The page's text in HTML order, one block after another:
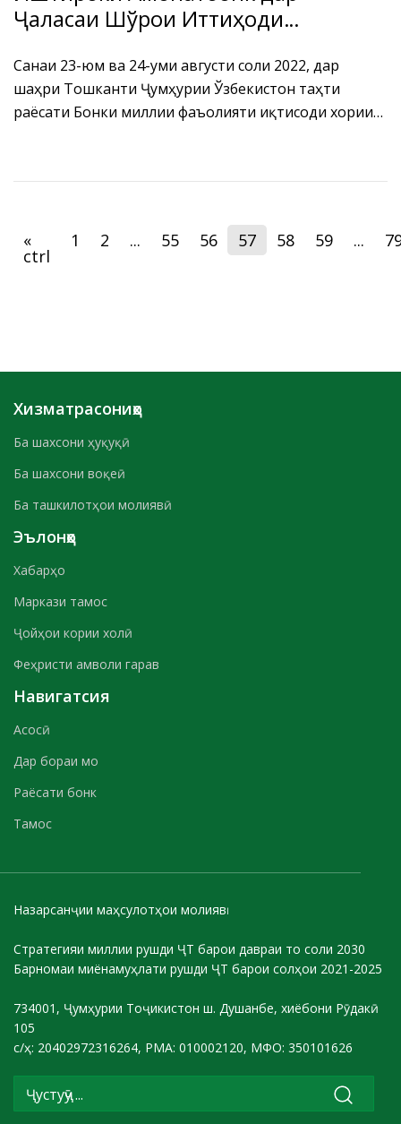
Ҷаласаи Шўрои Иттиҳоди
Санаи 23-юм ва 24-уми августи соли 2022, дар
шаҳри Тошканти Ҷумҳурии Ўзбекистон таҳти
раёсати Бонки миллии фаъолияти иқтисоди хориҷии
Шўрои Иттиҳоди байнибонкии Созмони ҳамкории
«
ctrl
1 2 ... 55 56 57 58 59 ...
Хизматрасониҳо
Ба шахсони ҳуқуқӣ
Ба шахсони воқеӣ
Ба ташкилотҳои молиявӣ
Эълонҳо
Хабарҳо
Маркази тамос
Ҷойҳои кории холӣ
Феҳристи амволи гарав
Навигатсия
Асосӣ
Дар бораи мо
Раёсати бонк
Тамос
Назарсанҷии маҳсулотҳои молиявӣ
Стратегияи миллии рушди ҶТ барои давраи то соли 2030
Барномаи миёнамуҳлати рушди ҶТ барои солҳои 2021-2025
734001, Ҷумҳурии Тоҷикистон ш. Душанбе, хиёбони Рӯдакӣ
105
с/ҳ: 20402972316264, РМА: 010002120, МФО: 350101626